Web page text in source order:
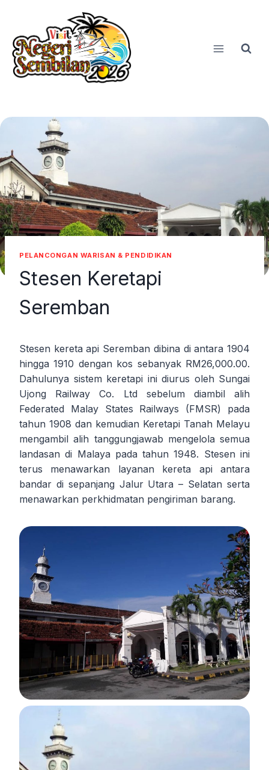
content
PELANCONGAN WARISAN & PENDIDIKAN
Stesen Keretapi
Seremban
Stesen kereta api Seremban dibina di antara 1904
hingga 1910 dengan kos sebanyak RM26,000.00.
Dahulunya sistem keretapi ini diurus oleh Sungai
Ujong Railway Co. Ltd sebelum diambil alih
Federated Malay States Railways (FMSR) pada
tahun 1908 dan kemudian Keretapi Tanah Melayu
mengambil alih tanggungjawab mengelola semua
landasan di Malaya pada tahun 1948. Stesen ini
terus menawarkan layanan kereta api antara
bandar di sepanjang Jalur Utara – Selatan serta
menawarkan perkhidmatan pengiriman barang.